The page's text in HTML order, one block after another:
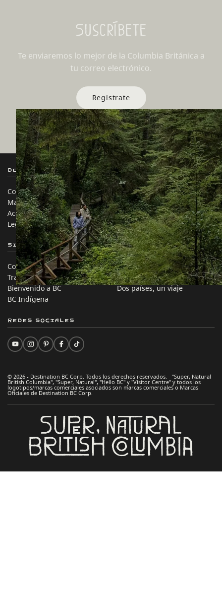
Suscríbete
Te enviaremos lo mejor de la Columbia Británica a
tu correo electrónico.
Regístrate
Destination BC
Contáctanos
Mapa del sitio
Acerca de
Legal y Políticas
Nuestros Sitios
Industria de Viajes
Medios
Corporativo
简体中文 – China
Sitios de Socios
Comercio e Inversión BC
Trabaja en BC
Bienvenido a BC
BC Indígena
En este sitio
Ideas de viaje
Consejos Prácticos
Dos países, un viaje
© 2026 - Destination BC Corp. Todos los derechos reservados. "Super, Natural
British Columbia", "Super, Natural", "Hello BC" y "Visitor Centre" y todos los
logotipos/marcas comerciales asociados son marcas comerciales o Marcas
Oficiales de Destination BC Corp.
Redes sociales